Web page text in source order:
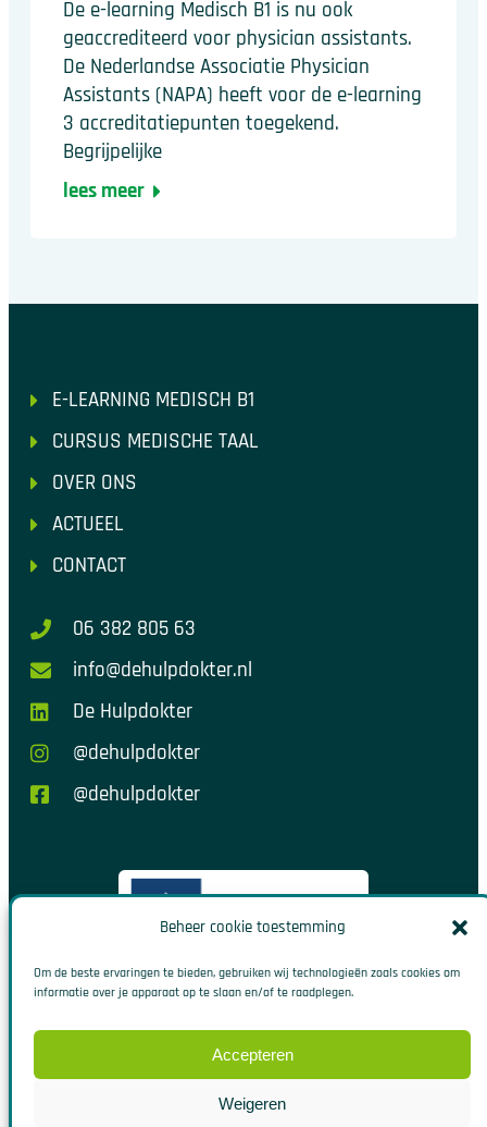
Beheer cookie toestemming
Om de beste ervaringen te bieden, gebruiken wij technologieën zoals cookies om
informatie over je apparaat op te slaan en/of te raadplegen.
Accepteren
Weigeren
De e-learning Medisch B1 is nu ook
geaccrediteerd voor physician assistants.
De Nederlandse Associatie Physician
Assistants (NAPA) heeft voor de e-learning
3 accreditatiepunten toegekend.
Begrijpelijke
lees meer
E-LEARNING MEDISCH B1
CURSUS MEDISCHE TAAL
OVER ONS
ACTUEEL
CONTACT
06 382 805 63
info@dehulpdokter.nl
De Hulpdokter
@dehulpdokter
@dehulpdokter